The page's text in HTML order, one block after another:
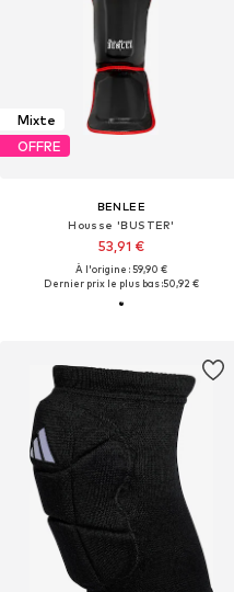
Mixte
OFFRE
BENLEE
Housse 'BUSTER'
53,91 €
À l'origine : 59,90 €
Dernier prix le plus bas :50,92 €